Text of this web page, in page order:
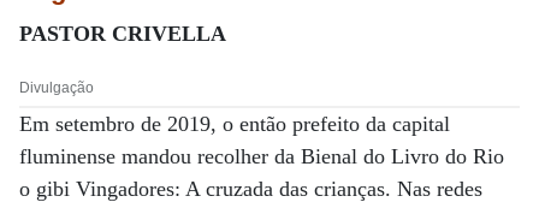
PASTOR CRIVELLA
Divulgação
Em setembro de 2019, o então prefeito da capital
fluminense mandou recolher da Bienal do Livro do Rio
o gibi Vingadores: A cruzada das crianças. Nas redes